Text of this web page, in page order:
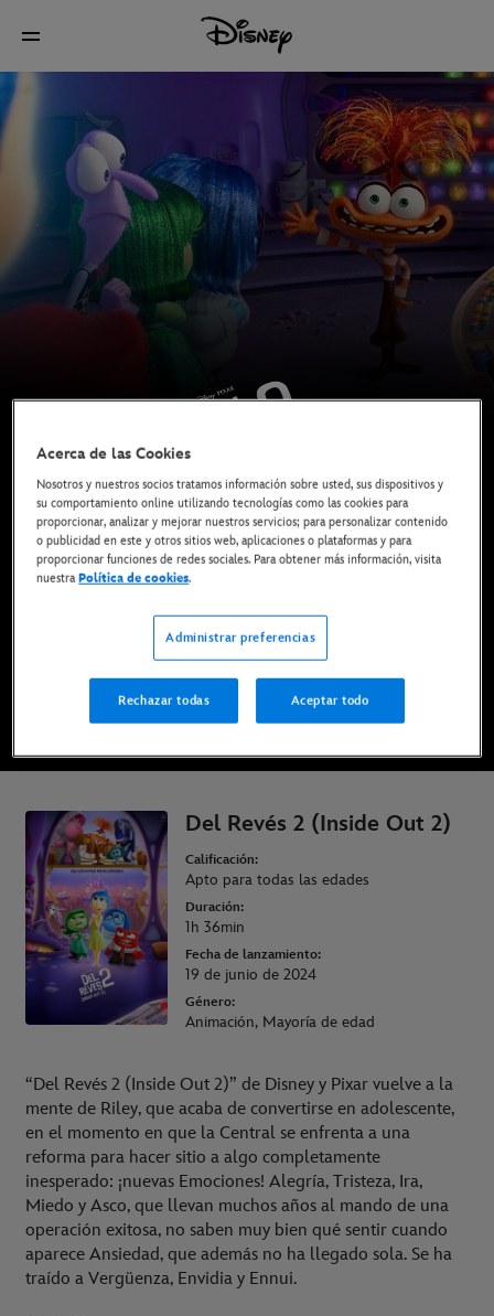
Ya disponible en Disney+*, DVD, Blu-ray y compra
digital
COMPRAR LA PELÍCULA
Del Revés 2 (Inside Out 2)
Calificación:
Apto para todas las edades
Duración:
1h 36min
Fecha de lanzamiento:
19 de junio de 2024
Género:
Animación, Mayoría de edad
“Del Revés 2 (Inside Out 2)” de Disney y Pixar vuelve a la
mente de Riley, que acaba de convertirse en adolescente,
en el momento en que la Central se enfrenta a una
reforma para hacer sitio a algo completamente
inesperado: ¡nuevas Emociones! Alegría, Tristeza, Ira,
Miedo y Asco, que llevan muchos años al mando de una
operación exitosa, no saben muy bien qué sentir cuando
aparece Ansiedad, que además no ha llegado sola. Se ha
traído a Vergüenza, Envidia y Ennui.
Acerca de las Cookies
Nosotros y nuestros socios tratamos información sobre usted, sus dispositivos y
su comportamiento online utilizando tecnologías como las cookies para
proporcionar, analizar y mejorar nuestros servicios; para personalizar contenido
o publicidad en este y otros sitios web, aplicaciones o plataformas y para
proporcionar funciones de redes sociales. Para obtener más información, visita
nuestraPolítica de cookies.
Administrar preferencias
Rechazar todas Aceptar todo